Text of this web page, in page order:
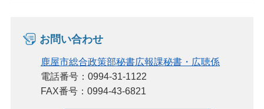
お問い合わせ
鹿屋市総合政策部秘書広報課秘書・広聴係
電話番号：0994-31-1122
FAX番号：0994-43-6821